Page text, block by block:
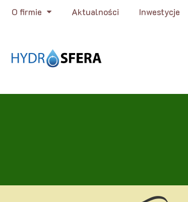
O firmie Aktualności Inwestycje